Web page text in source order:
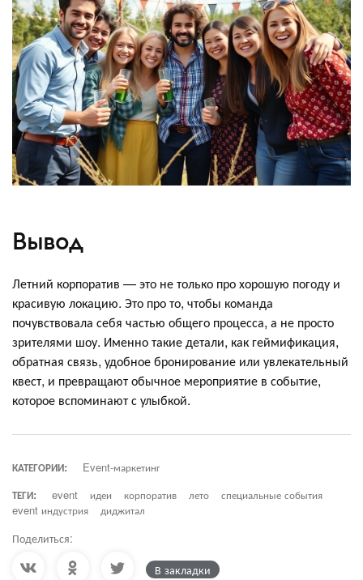
Вывод
Летний корпоратив — это не только про хорошую погоду и
красивую локацию. Это про то, чтобы команда
почувствовала себя частью общего процесса, а не просто
зрителями шоу. Именно такие детали, как геймификация,
обратная связь, удобное бронирование или увлекательный
квест, и превращают обычное мероприятие в событие,
которое вспоминают с улыбкой.
КАТЕГОРИИ:
Event-маркетинг
ТЕГИ:
event идеи корпоратив лето
специальные события
event индустрия
диджитал
Поделиться:
В закладки